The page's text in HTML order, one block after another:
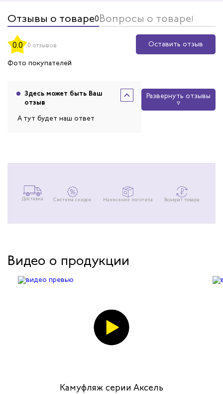
Отзывы о товаре0Вопросы о товаре1
0.0 0 отзывов
Оставить отзыв
Фото покупателей
Здесь может быть Ваш
отзыв
А тут будет наш ответ
Развернуть отзывы
Доставка Система скидок Нанесение логотипа Возврат товара
Видео о продукции
Камуфляж серии Аксель